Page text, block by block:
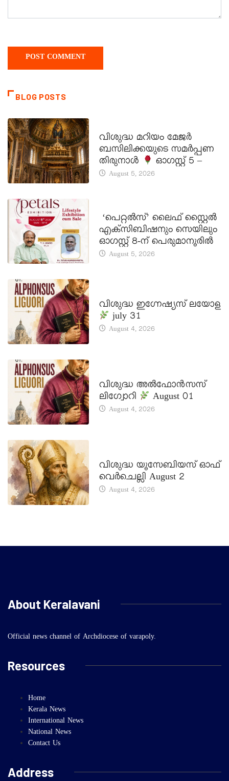
BLOG POSTS
വിശുദ്ധ മറിയം മേജർ
ബസിലിക്കയുടെ സമർപ്പണ
തിരുനാൾ
ഓഗസ്റ്റ് 5 –
August 5, 2026
‘പെറ്റൽസ്’ ലൈഫ് സ്റ്റൈൽ
എക്സിബിഷനും സെയിലും
ഓഗസ്റ്റ് 8-ന് പെരുമാനൂരിൽ
August 5, 2026
വിശുദ്ധ ഇഗ്നേഷ്യസ് ലയോള
july 31
August 4, 2026
വിശുദ്ധ അൽഫോൻസസ്
ലിഗ്വോറി
August 01
August 4, 2026
വിശുദ്ധ യൂസേബിയസ് ഓഫ്
വെർചെല്ലി August 2
August 4, 2026
About Keralavani
Official news channel of Archdiocese of varapoly.
Resources
Home
Kerala News
International News
National News
Contact Us
Address